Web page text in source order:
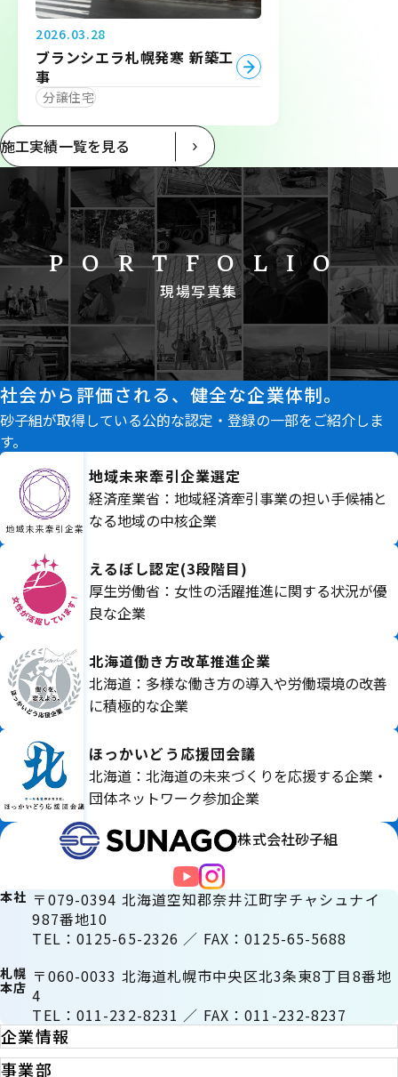
2026.03.28
ブランシエラ札幌発寒 新築工
事
分譲住宅
施工実績一覧を見る
PORTFOLIO
現場写真集
社会から評価される、健全な企業体制。
砂子組が取得している公的な認定・登録の一部をご紹介しま
す。
地域未来牽引企業選定
経済産業省：地域経済牽引事業の担い手候補と
なる地域の中核企業
えるぼし認定(3段階目)
厚生労働省：女性の活躍推進に関する状況が優
良な企業
北海道働き方改革推進企業
北海道：多様な働き方の導入や労働環境の改善
に積極的な企業
ほっかいどう応援団会議
北海道：北海道の未来づくりを応援する企業・
団体ネットワーク参加企業
株式会社砂子組
本社 〒079-0394 北海道空知郡奈井江町字チャシュナイ
987番地10
TEL：0125-65-2326 ／ FAX：0125-65-5688
札幌
本店
〒060-0033 北海道札幌市中央区北3条東8丁目8番地
4
TEL：011-232-8231 ／ FAX：011-232-8237
企業情報
事業部